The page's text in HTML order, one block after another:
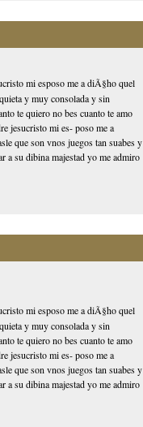
mi esposo me a diÃ§ho quel
y muy consolada y sin
te quiero no bes cuanto te amo
jesucristo mi es- poso me a
que son vnos juegos tan suabes y
a su dibina majestad yo me admiro
mi esposo me a diÃ§ho quel
y muy consolada y sin
te quiero no bes cuanto te amo
jesucristo mi es- poso me a
que son vnos juegos tan suabes y
a su dibina majestad yo me admiro